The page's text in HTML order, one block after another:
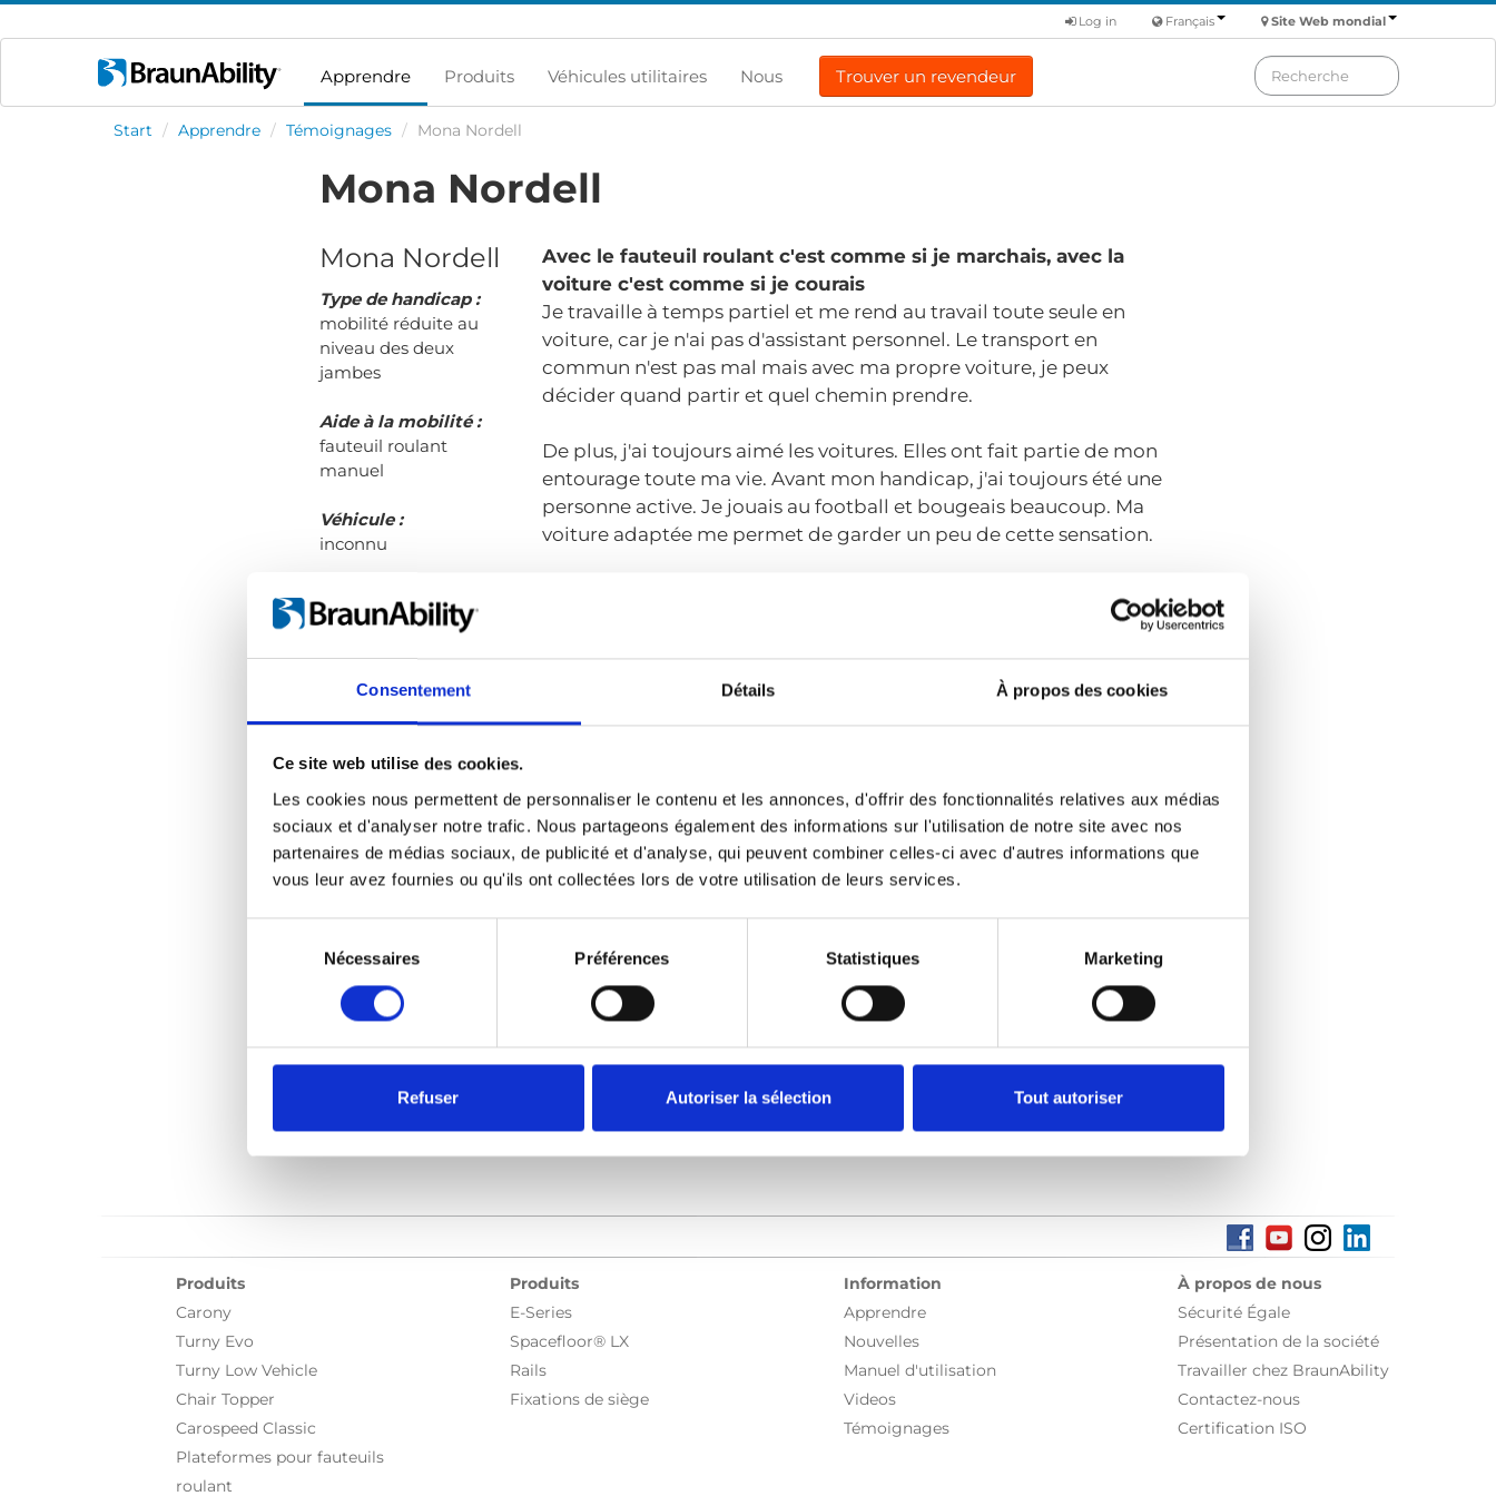
Consentement Détails À propos des cookies
Ce site web utilise des cookies.
Les cookies nous permettent de personnaliser le contenu et les annonces, d'offrir des fonctionnalités relatives aux médias
sociaux et d'analyser notre trafic. Nous partageons également des informations sur l'utilisation de notre site avec nos
partenaires de médias sociaux, de publicité et d'analyse, qui peuvent combiner celles-ci avec d'autres informations que
vous leur avez fournies ou qu'ils ont collectées lors de votre utilisation de leurs services.
consentement
Nécessaires Préférences Statistiques Marketing
Refuser Autoriser la sélection Tout autoriser
Site Web mondial
Français
Log in
Apprendre Produits Véhicules utilitaires Nous Trouver un revendeur
Start / Apprendre / Témoignages / Mona Nordell
Mona Nordell
Mona Nordell
Type de handicap :
mobilité réduite au
niveau des deux
jambes
Aide à la mobilité :
fauteuil roulant
manuel
Véhicule :
inconnu
dans le véhicule :
Installé par :
Pays :
Suède
Revendeur
Avec le fauteuil roulant c'est comme si je marchais, avec la
voiture c'est comme si je courais
Je travaille à temps partiel et me rend au travail toute seule en
voiture, car je n'ai pas d'assistant personnel. Le transport en
commun n'est pas mal mais avec ma propre voiture, je peux
décider quand partir et quel chemin prendre.
De plus, j'ai toujours aimé les voitures. Elles ont fait partie de mon
entourage toute ma vie. Avant mon handicap, j'ai toujours été une
personne active. Je jouais au football et bougeais beaucoup. Ma
voiture adaptée me permet de garder un peu de cette sensation.
Plus de témoignages
Produits
Carony
Turny Evo
Turny Low Vehicle
Chair Topper
Carospeed Classic
Plateformes pour fauteuils
roulant
Produits
E-Series
Spacefloor® LX
Rails
Fixations de siège
Information
Apprendre
Nouvelles
Manuel d'utilisation
Videos
Témoignages
À propos de nous
Sécurité Égale
Présentation de la société
Travailler chez BraunAbility
Contactez-nous
Certification ISO